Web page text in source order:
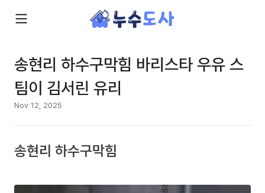
송현리 하수구막힘 바리스타 우유 스
팀이 김서린 유리
Nov 12, 2025
송현리 하수구막힘